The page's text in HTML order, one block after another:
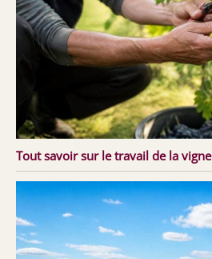
Tout savoir sur le travail de la vigne